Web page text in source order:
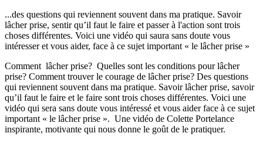
...des questions qui reviennent souvent dans ma pratique. Savoir
lâcher prise, sentir qu’il faut le faire et passer à l'action sont trois
choses différentes. Voici une vidéo qui saura sans doute vous
intéresser et vous aider, face à ce sujet important « le lâcher prise »
Comment lâcher prise? Quelles sont les conditions pour lâcher
prise? Comment trouver le courage de lâcher prise? Des questions
qui reviennent souvent dans ma pratique. Savoir lâcher prise, savoir
qu’il faut le faire et le faire sont trois choses différentes. Voici une
vidéo qui sera sans doute vous intéressé et vous aider face à ce sujet
important « le lâcher prise ». Une vidéo de Colette Portelance
inspirante, motivante qui nous donne le goût de le pratiquer.